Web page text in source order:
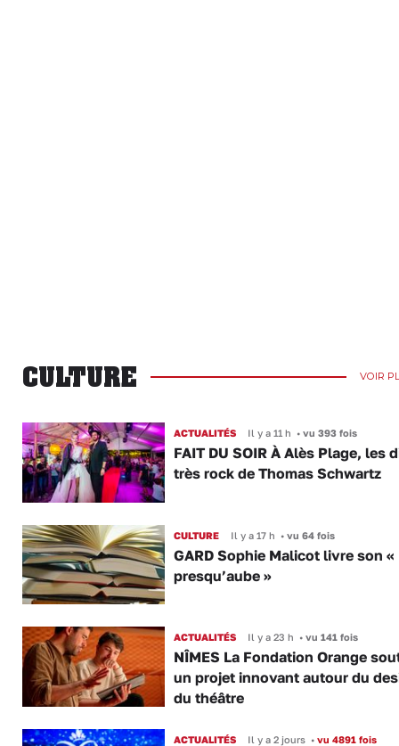
CULTURE VOIR
ACTUALITÉS Il y a 11 h •vu 393 fois
FAIT DU SOIR À Alès Plage, les
très rock de Thomas Schwartz
CULTURE Il y a 17 h •vu 64 fois
GARD Sophie Malicot livre son «
presqu’aube »
ACTUALITÉS Il y a 23 h •vu 141 fois
NÎMES La Fondation Orange
un projet innovant autour du
du théâtre
ACTUALITÉS Il y a 2 jours •vu 4891 fois